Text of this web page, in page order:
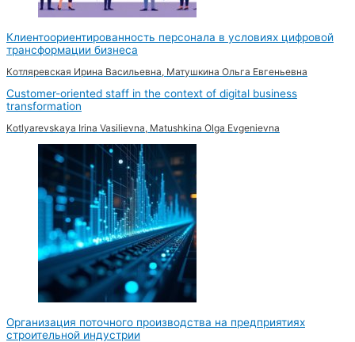
Клиентоориентированность персонала в условиях цифровой
трансформации бизнеса
Котляревская Ирина Васильевна, Матушкина Ольга Евгеньевна
Customer-oriented staff in the context of digital business
transformation
Kotlyarevskaya Irina Vasilievna, Matushkina Olga Evgenievna
Организация поточного производства на предприятиях
строительной индустрии